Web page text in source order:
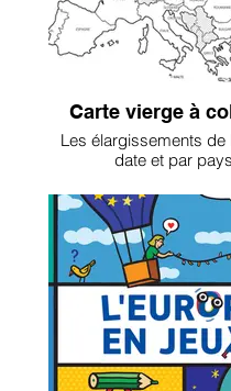
Carte vierge à
Les élargissements de
date et par pays